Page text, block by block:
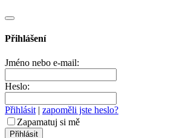
Přihlášení
Jméno nebo e-mail:
Heslo:
Přihlásit | zapoměli jste heslo?
Zapamatuj si mě